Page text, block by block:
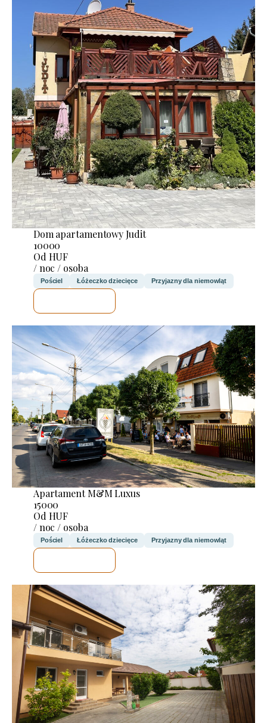
Dom apartamentowy Judit
10000
Od HUF
/ noc / osoba
Pościel Łóżeczko dziecięce Przyjazny dla niemowląt
Apartament M&M Luxus
15000
Od HUF
/ noc / osoba
Pościel Łóżeczko dziecięce Przyjazny dla niemowląt